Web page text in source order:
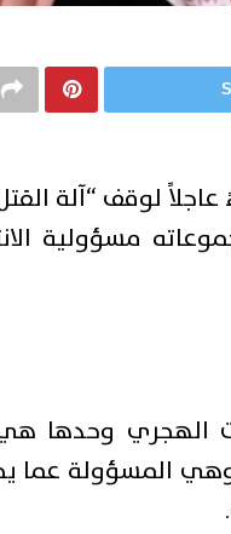
لوقف “آلة
مسؤولية
الهجري وحدها
وهي المسؤولة